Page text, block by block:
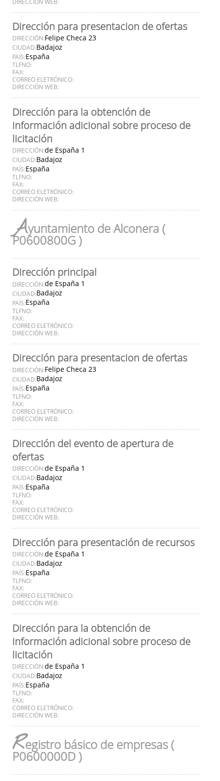
Dirección para presentacion de ofertas
DIRECCIÓN:Felipe Checa 23
CIUDAD:Badajoz
PAÍS:España
TLFNO:
FAX:
CORREO ELETRÓNICO:
DIRECCIÓN WEB:
Dirección para la obtención de
información adicional sobre proceso de
licitación
DIRECCIÓN:de España 1
CIUDAD:Badajoz
PAÍS:España
TLFNO:
FAX:
CORREO ELETRÓNICO:
DIRECCIÓN WEB:
Ayuntamiento de Alconera (
P0600800G )
Dirección principal
DIRECCIÓN:de España 1
CIUDAD:Badajoz
PAÍS:España
TLFNO:
FAX:
CORREO ELETRÓNICO:
DIRECCIÓN WEB:
Dirección para presentacion de ofertas
DIRECCIÓN:Felipe Checa 23
CIUDAD:Badajoz
PAÍS:España
TLFNO:
FAX:
CORREO ELETRÓNICO:
DIRECCIÓN WEB:
Dirección del evento de apertura de
ofertas
DIRECCIÓN:de España 1
CIUDAD:Badajoz
PAÍS:España
TLFNO:
FAX:
CORREO ELETRÓNICO:
DIRECCIÓN WEB:
Dirección para presentación de recursos
DIRECCIÓN:de España 1
CIUDAD:Badajoz
PAÍS:España
TLFNO:
FAX:
CORREO ELETRÓNICO:
DIRECCIÓN WEB:
Dirección para la obtención de
información adicional sobre proceso de
licitación
DIRECCIÓN:de España 1
CIUDAD:Badajoz
PAÍS:España
TLFNO:
FAX:
CORREO ELETRÓNICO:
DIRECCIÓN WEB:
Registro básico de empresas (
P0600000D )